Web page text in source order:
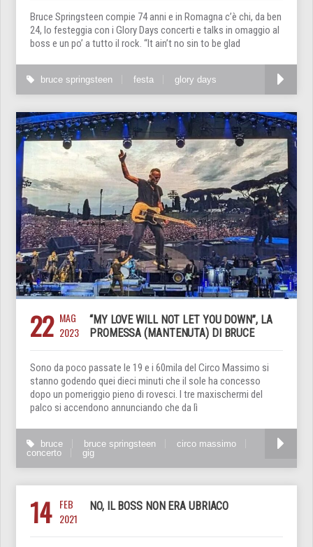
Bruce Springsteen compie 74 anni e in Romagna c’è chi, da ben
24, lo festeggia con i Glory Days concerti e talks in omaggio al
boss e un po’ a tutto il rock. “It ain’t no sin to be glad
bruce springsteen festa glory days
22 MAG
2023
“MY LOVE WILL NOT LET YOU DOWN”, LA
PROMESSA (MANTENUTA) DI BRUCE
Sono da poco passate le 19 e i 60mila del Circo Massimo si
stanno godendo quei dieci minuti che il sole ha concesso
dopo un pomeriggio pieno di rovesci. I tre maxischermi del
palco si accendono annunciando che da lì
bruce bruce springsteen
circo massimo
concerto
gig
14 FEB
2021
NO, IL BOSS NON ERA UBRIACO